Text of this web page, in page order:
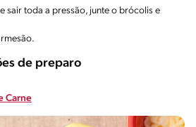
sair toda a pressão, junte o brócolis e
de preparo
Carne